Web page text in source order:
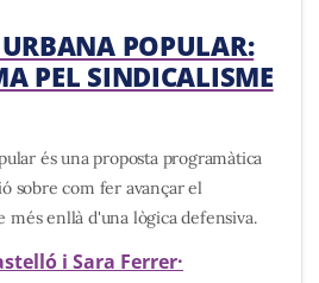
POPULAR:
PEL SINDICALISME
és una proposta programàtica
sobre com fer avançar el
més enllà d'una lògica defensiva.
i Sara Ferrer·